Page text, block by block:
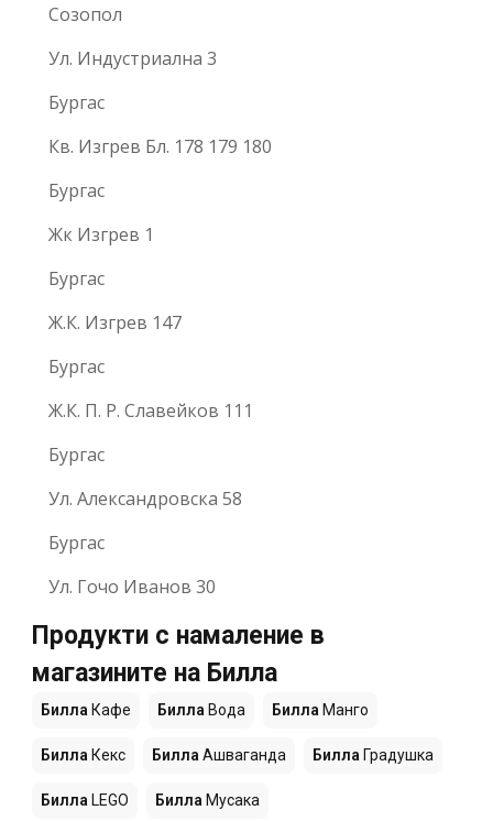
Созопол
Ул. Индустриална 3
Бургас
Кв. Изгрев Бл. 178 179 180
Бургас
Жк Изгрев 1
Бургас
Ж.К. Изгрев 147
Бургас
Ж.К. П. Р. Славейков 111
Бургас
Ул. Александровска 58
Бургас
Ул. Гочо Иванов 30
Продукти с намаление в
магазините на Билла
Билла Кафе Билла Вода Билла Манго
Билла Кекс БиллаАшваганда Билла Градушка
Билла LEGO Билла Мусака